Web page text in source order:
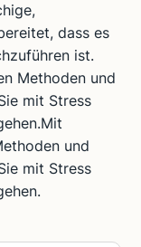
dass es
ist.
Methoden und
mit Stress
Mit
und
mit Stress